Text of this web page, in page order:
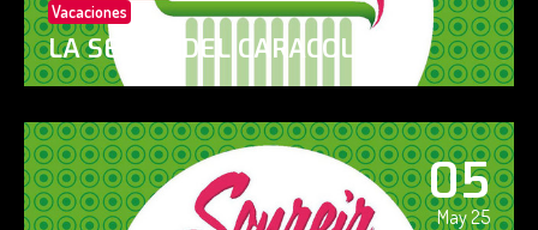
Vacaciones
LA SENDA DEL CARACOL
05
May 25